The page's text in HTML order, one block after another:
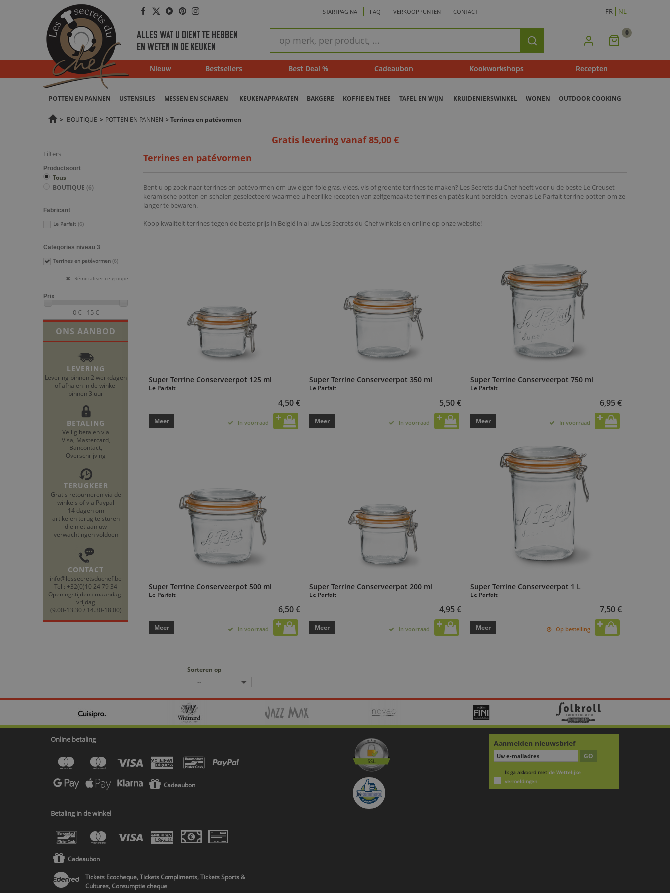
Facebook
Twitter
Youtube
Pinterest
Instagram STARTPAGINA FAQ VERKOOPPUNTEN CONTACT FR NL
ALLES WAT U DIENT TE HEBBEN
EN WETEN IN DE KEUKEN
zoeken
Zoeken Mijn
0
Nieuw Bestsellers Best Deal % Cadeaubon Kookworkshops Recepten
POTTEN EN PANNEN USTENSILES MESSEN EN SCHAREN KEUKENAPPARATEN BAKGEREI KOFFIE EN THEE TAFEL EN WIJN KRUIDENIERSWINKEL WONEN OUTDOOR COOKING
> BOUTIQUE > POTTEN EN PANNEN > Terrines en patévormen
Gratis levering vanaf 85,00 €
Filters
Productsoort
Tous
BOUTIQUE (6)
Fabricant
Le Parfait (6)
Categories niveau 3
Terrines en patévormen (6)
Réinitialiser ce groupe
Prix
0 € - 15 €
ONS AANBOD
LEVERING
Levering binnen 2 werkdagen
of afhalen in de winkel
binnen 3 uur
BETALING
Veilig betalen via
Visa, Mastercard,
Bancontact,
Overschrijving
TERUGKEER
Gratis retourneren via de
winkels of via Paypal
14 dagen om
artikelen terug te sturen
die niet aan uw
verwachtingen voldoen
CONTACT
info@lessecretsduchef.be
Tel : +32(0)10 24 79 34
Openingstijden : maandag-
vrijdag
(9.00-13.30 / 14.30-18.00)
Terrines en patévormen
Bent u op zoek naar terrines en patévormen om uw eigen foie gras, vlees, vis of groente terrines te maken? Les Secrets du Chef heeft voor u de beste Le Creuset
keramische potten en schalen geselecteerd waarmee u heerlijke recepten van zelfgemaakte terrines en patés kunt bereiden, evenals Le Parfait terrine potten om ze
langer te bewaren.
Koop kwaliteit terrines tegen de beste prijs in België in al uw Les Secrets du Chef winkels en online op onze website!
Super Terrine Conserveerpot 125 ml
Le Parfait
4,50 €
Meer In voorraad
Super Terrine Conserveerpot 350 ml
Le Parfait
5,50 €
Meer In voorraad
Super Terrine Conserveerpot 750 ml
Le Parfait
6,95 €
Meer In voorraad
Super Terrine Conserveerpot 500 ml
Le Parfait
6,50 €
Meer In voorraad
Super Terrine Conserveerpot 200 ml
Le Parfait
4,95 €
Meer In voorraad
Super Terrine Conserveerpot 1 L
Le Parfait
7,50 €
Meer Op bestelling
Sorteren op
--
Online betaling
Cadeaubon
Betaling in de winkel
Cadeaubon
Tickets Ecocheque, Tickets Compliments, Tickets Sports &
Cultures, Consumptie cheque
Aanmelden nieuwsbrief
GO
Ik ga akkoord met de Wettelijke
vermeldingen